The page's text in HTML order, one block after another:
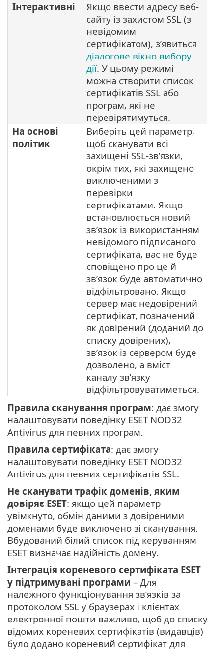
Інтерактивні
Якщо ввести адресу веб-
сайту із захистом SSL (з
невідомим
сертифікатом), з’явиться
діалогове вікно вибору
дії. У цьому режимі
можна створити список
сертифікатів SSL або
програм, які не
перевірятимуться.
На основі
політик
Виберіть цей параметр,
щоб сканувати всі
захищені SSL-зв’язки,
окрім тих, які захищено
виключеними з
перевірки
сертифікатами. Якщо
встановлюється новий
зв’язок із використанням
невідомого підписаного
сертифіката, вас не буде
сповіщено про це й
зв’язок буде автоматично
відфільтровано. Якщо
сервер має недовірений
сертифікат, позначений
як довірений (доданий до
списку довірених),
зв’язок із сервером буде
дозволено, а вміст
каналу зв’язку
відфільтровуватиметься.
Правила сканування програм: дає змогу
налаштовувати поведінку ESET NOD32
Antivirus для певних програм.
Правила сертифіката: дає змогу
налаштовувати поведінку ESET NOD32
Antivirus для певних сертифікатів SSL.
Не сканувати трафік доменів, яким
довіряє ESET: якщо цей параметр
увімкнуто, обмін даними з довіреними
доменами буде виключено зі сканування.
Вбудований білий список під керуванням
ESET визначає надійність домену.
Інтеграція кореневого сертифіката ESET
у підтримувані програми – Для
належного функціонування зв’язків за
протоколом SSL у браузерах і клієнтах
електронної пошти важливо, щоб до списку
відомих кореневих сертифікатів (видавців)
було додано кореневий сертифікат для